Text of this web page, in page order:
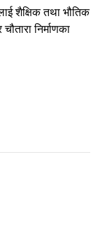
शैक्षिक तथा भौतिक
निर्माणका